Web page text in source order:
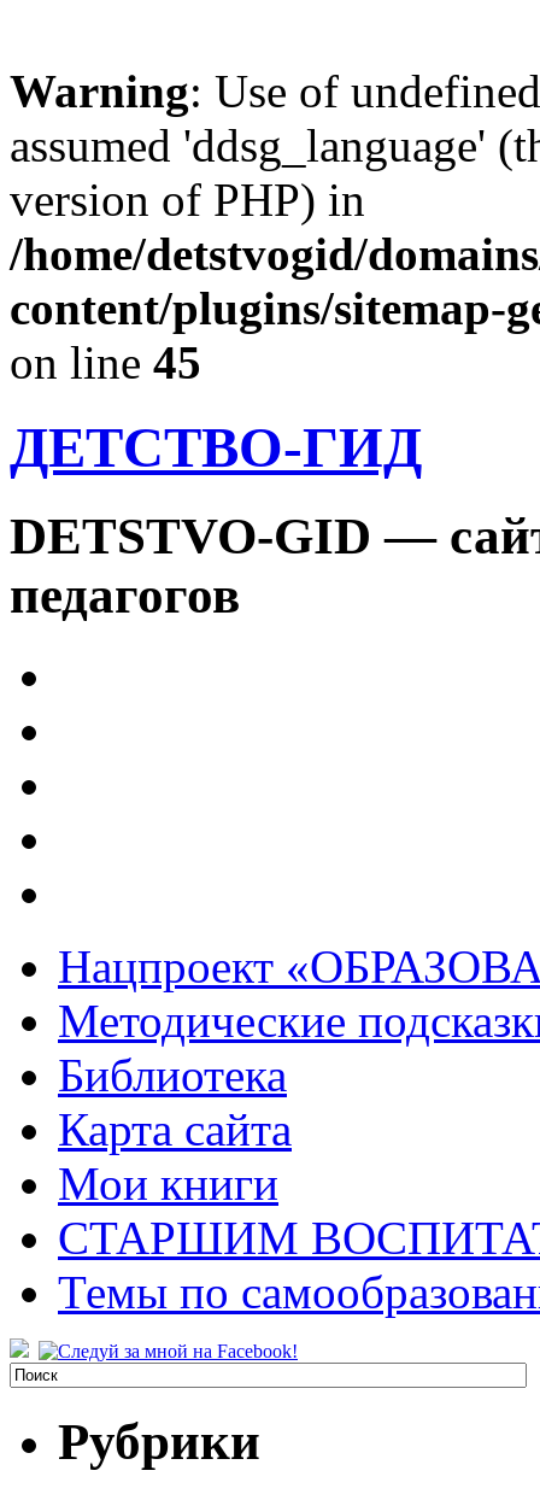
Warning: Use of
assumed 'ddsg_language'
version of PHP) in
/home/detstvogid/
content/plugins/sitemap-
on line 45
ДЕТСТВО-ГИД
DETSTVO-GID —
педагогов
Нацпроект
Методические
Библиотека
Карта сайта
Мои книги
СТАРШИМ
Темы по
Рубрики